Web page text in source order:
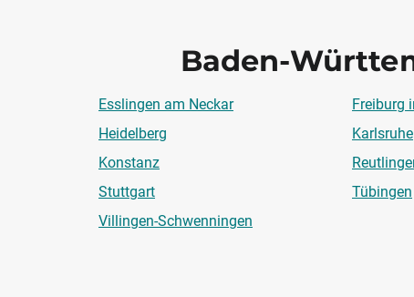
Baden-
Esslingen am Neckar
Freiburg
Heidelberg
Karlsruhe
Konstanz
Stuttgart
Tübingen
Villingen-Schwenningen